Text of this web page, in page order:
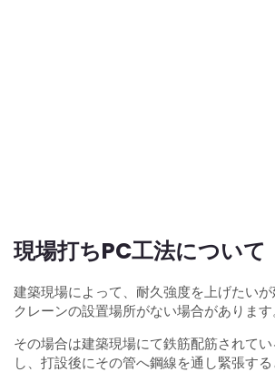
現場打ちPC工法について
建築現場によって、耐久強度を上げたい
クレーンの設置場所がない場合があります
その場合は建築現場にて鉄筋配筋されて
し、打設後にその管へ鋼線を通し緊張す